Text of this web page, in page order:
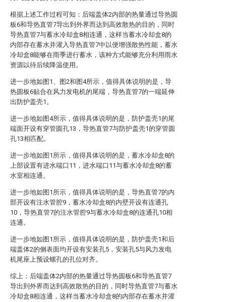
根据上述工作过程可知：后端盖体2内部的热量通过导热圆
板6和导热直管7导出到外界而达到高效散热的目的，同时
导热直管7与蓄水冷却盒8相连通，这样当蓄水冷却盒8的
内部存在蓄水并灌入导热直管7中以便增强散热性能，蓄水
冷却盒8能够在雨季进行蓄水，该种方式能够充分利用雨水
资源以待后续降温使用。
进一步地如图1、图2和图4所示，值得具体说明的是，导
热圆板6贴合在风力发电机的尾端，导热直管7的一端延伸
出防护盖壳1。
进一步地如图4所示，值得具体说明的是，防护盖壳1的尾
端面开设有穿管圆孔13，导热直管7与防护盖壳1的穿管圆
孔13相匹配。
进一步地如图1所示，值得具体说明的是，蓄水冷却盒8的
上部设置有进水端口11，进水端口11与蓄水冷却盒8的蓄
水室相连通。
进一步地如图1所示，值得具体说明的是，导热直管7的内
部开设有注水管腔9，蓄水冷却盒8的内壁开设有连通孔
10，导热直管7的注水管腔9与蓄水冷却盒8的连通孔10相
连通。
进一步地如图1所示，值得具体说明的是，防护盖壳1和后
端盖体2的侧表面均开设有安装孔5，安装孔5与风力发电
机尾座上预设螺孔的孔位对齐。
综上：后端盖体2内部的热量通过导热圆板6和导热直管7
导出到外界而达到高效散热的目的，同时导热直管7与蓄水
冷却盒8相连通，这样当蓄水冷却盒8的内部存在蓄水并灌